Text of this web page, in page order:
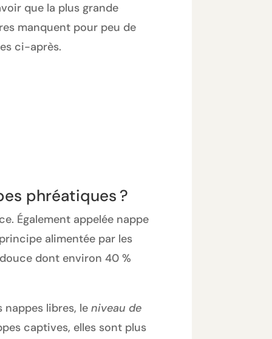
que la plus grande
manquent pour peu de
ci-après.
phréatiques ?
Également appelée nappe
alimentée par les
dont environ 40 %
libres, le niveau de
captives, elles sont plus